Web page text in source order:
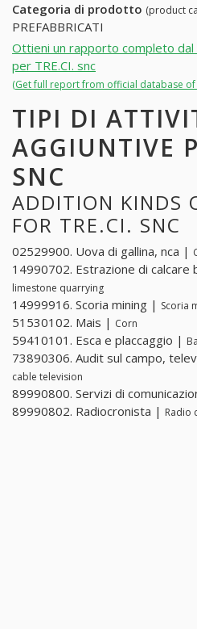
Categoria di prodotto (product
PREFABBRICATI
Ottieni un rapporto completo
per TRE.CI. snc
(Get full report from official database of
TIPI DI
AGGIUNTIVE
SNC
ADDITION KINDS
FOR TRE.CI. SNC
02529900. Uova di gallina, nca |
14990702. Estrazione di calcare
limestone quarrying
14999916. Scoria mining | Scoria
51530102. Mais | Corn
59410101. Esca e placcaggio |
73890306. Audit sul campo,
cable television
89990800. Servizi di
89990802. Radiocronista | Radio